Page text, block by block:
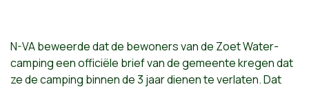
N-VA beweerde dat de bewoners van de Zoet Water-
camping een officiële brief van de gemeente kregen dat
ze de camping binnen de 3 jaar dienen te verlaten. Dat